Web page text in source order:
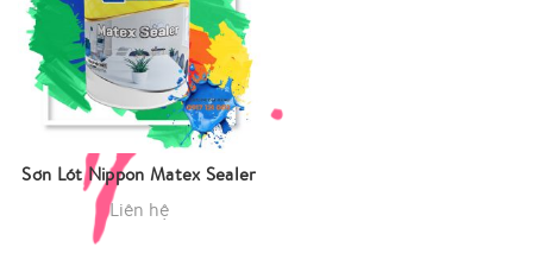
Sơn Lót Nippon Matex Sealer
Liên hệ